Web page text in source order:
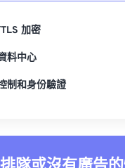
加密
料中心
制和身份驗證